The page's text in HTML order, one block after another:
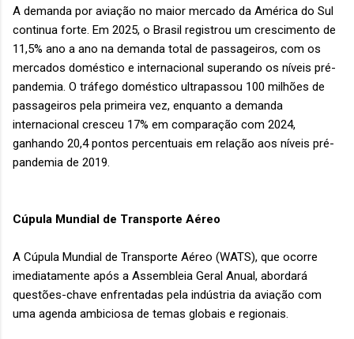
A demanda por aviação no maior mercado da América do Sul
continua forte. Em 2025, o Brasil registrou um crescimento de
11,5% ano a ano na demanda total de passageiros, com os
mercados doméstico e internacional superando os níveis pré-
pandemia. O tráfego doméstico ultrapassou 100 milhões de
passageiros pela primeira vez, enquanto a demanda
internacional cresceu 17% em comparação com 2024,
ganhando 20,4 pontos percentuais em relação aos níveis pré-
pandemia de 2019.
Cúpula Mundial de Transporte Aéreo
A Cúpula Mundial de Transporte Aéreo (WATS), que ocorre
imediatamente após a Assembleia Geral Anual, abordará
questões-chave enfrentadas pela indústria da aviação com
uma agenda ambiciosa de temas globais e regionais.